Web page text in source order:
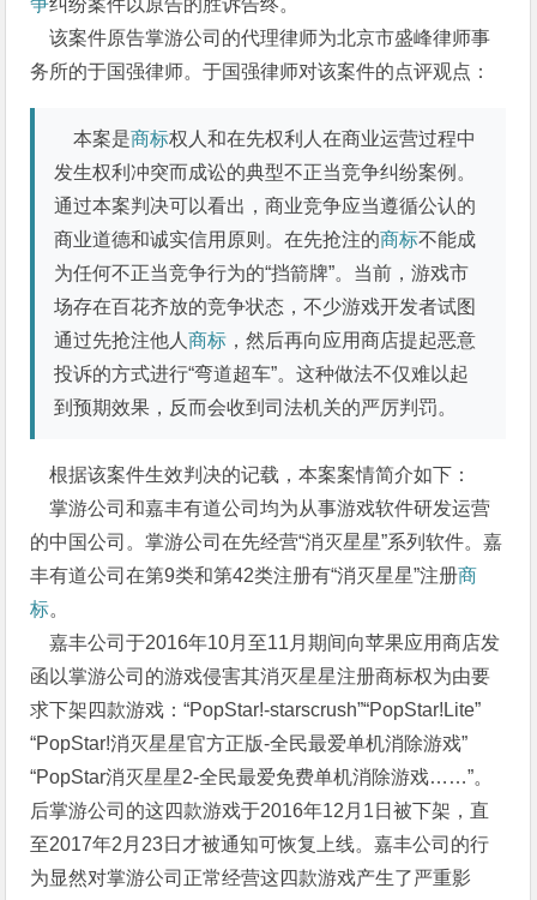
争纠纷案件以原告的胜诉告终。
该案件原告掌游公司的代理律师为北京市盛峰律师事
务所的于国强律师。于国强律师对该案件的点评观点：
本案是商标权人和在先权利人在商业运营过程中
发生权利冲突而成讼的典型不正当竞争纠纷案例。
通过本案判决可以看出，商业竞争应当遵循公认的
商业道德和诚实信用原则。在先抢注的商标不能成
为任何不正当竞争行为的“挡箭牌”。当前，游戏市
场存在百花齐放的竞争状态，不少游戏开发者试图
通过先抢注他人商标 ，然后再向应用商店提起恶意
投诉的方式进行“弯道超车”。这种做法不仅难以起
到预期效果，反而会收到司法机关的严厉判罚。
根据该案件生效判决的记载，本案案情简介如下：
掌游公司和嘉丰有道公司均为从事游戏软件研发运营
的中国公司。掌游公司在先经营“消灭星星”系列软件。嘉
丰有道公司在第9类和第42类注册有“消灭星星”注册商
标。
嘉丰公司于2016年10月至11月期间向苹果应用商店发
函以掌游公司的游戏侵害其消灭星星注册商标权为由要
求下架四款游戏：“PopStar!-starscrush”“PopStar!Lite”
“PopStar!消灭星星官方正版-全民最爱单机消除游戏”
“PopStar消灭星星2-全民最爱免费单机消除游戏……”。
后掌游公司的这四款游戏于2016年12月1日被下架，直
至2017年2月23日才被通知可恢复上线。嘉丰公司的行
为显然对掌游公司正常经营这四款游戏产生了严重影